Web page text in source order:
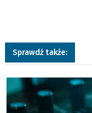
Sprawdź także:
a